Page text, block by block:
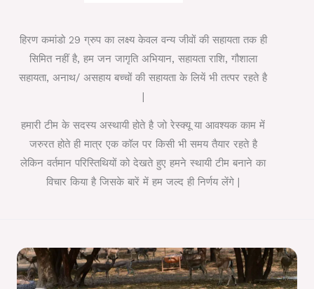
हिरण कमांडो 29 ग्रुप का लक्ष्य केवल वन्य जीवों की सहायता तक ही
सिमित नहीं है, हम जन जागृति अभियान, सहायता राशि, गौशाला
सहायता, अनाथ/ असहाय बच्चों की सहायता के लियें भी तत्पर रहते है
|
हमारी टीम के सदस्य अस्थायी होते है जो रेस्क्यू या आवश्यक काम में
जरुरत होते ही मात्र एक कॉल पर किसी भी समय तैयार रहते है
लेकिन वर्तमान परिस्तिथियों को देखते हुए हमने स्थायी टीम बनाने का
विचार किया है जिसके बारें में हम जल्द ही निर्णय लेंगे |